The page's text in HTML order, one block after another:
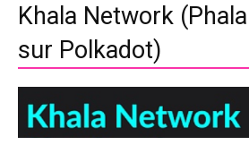
Khala Network
sur Polkadot)